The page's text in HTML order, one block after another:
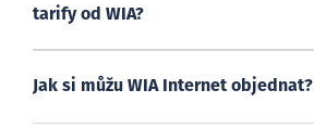
tarify od WIA?
Jak si můžu WIA Internet objednat?